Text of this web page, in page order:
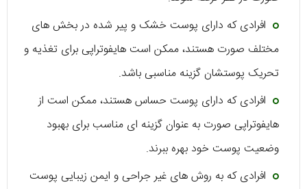
افرادی که دارای پوست خشک و پیر شده در بخش های
مختلف صورت هستند، ممکن است هایفوتراپی برای تغذیه و
تحریک پوستشان گزینه مناسبی باشد.
افرادی که دارای پوست حساس هستند، ممکن است از
هایفوتراپی صورت به عنوان گزینه ای مناسب برای بهبود
وضعیت پوست خود بهره ببرند.
افرادی که به روش های غیر جراحی و ایمن زیبایی پوست